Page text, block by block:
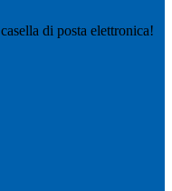
di posta elettronica!